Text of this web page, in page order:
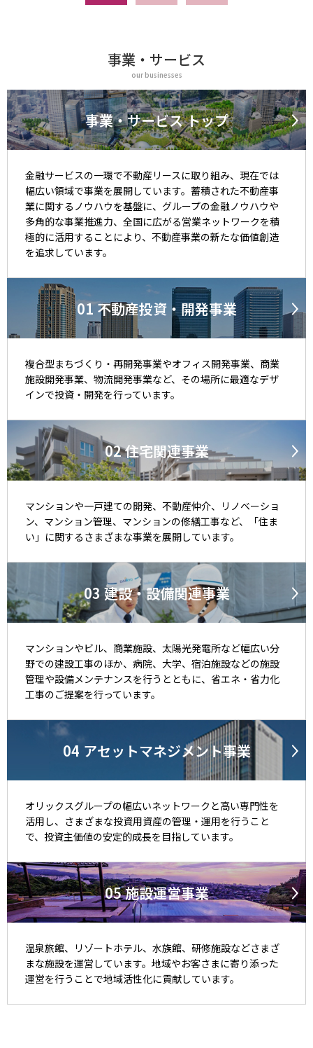
事業・サービス
our businesses
事業・サービス トップ
金融サービスの一環で不動産リースに取り組み、現在では
幅広い領域で事業を展開しています。 蓄積された不動産事
業に関するノウハウを基盤に、グループの金融ノウハウや
多角的な事業推進力、 全国に広がる営業ネットワークを積
極的に活用することにより、不動産事業の新たな価値創造
を追求しています。
01不動産投資・開発事業
複合型まちづくり・再開発事業やオフィス開発事業、商業
施設開発事業、物流開発事業など、その場所に最適なデザ
インで投資・開発を行っています。
02住宅関連事業
マンションや一戸建ての開発、不動産仲介、リノベーショ
ン、マンション管理、マンションの修繕工事など、「住ま
い」に関するさまざまな事業を展開しています。
03 建設・設備関連事業
マンションやビル、商業施設、太陽光発電所など幅広い分
野での建設工事のほか、病院、大学、宿泊施設などの施設
管理や設備メンテナンスを行うとともに、省エネ・省力化
工事のご提案を行っています。
04 アセットマネジメント事業
オリックスグループの幅広いネットワークと高い専門性を
活用し、さまざまな投資用資産の管理・運用を行うこと
で、投資主価値の安定的成長を目指しています。
05施設運営事業
温泉旅館、リゾートホテル、水族館、研修施設などさまざ
まな施設を運営しています。地域やお客さまに寄り添った
運営を行うことで地域活性化に貢献しています。